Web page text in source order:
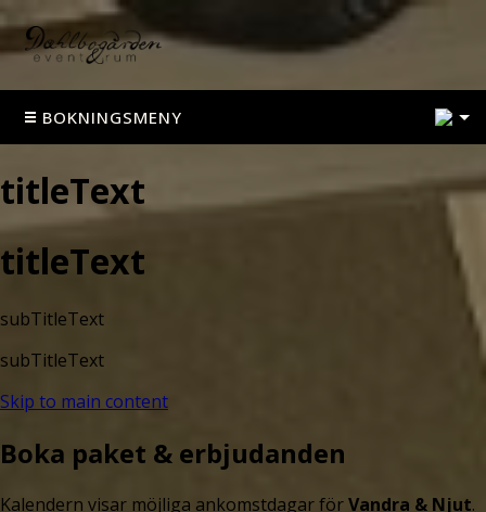
BOKNINGSMENY
titleText
titleText
subTitleText
subTitleText
Skip to main content
Boka paket & erbjudanden
Kalendern visar möjliga ankomstdagar förVandra & Njut.